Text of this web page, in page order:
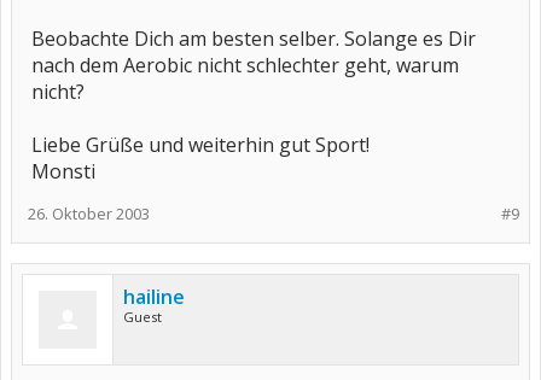
Beobachte Dich am besten selber. Solange es Dir
nach dem Aerobic nicht schlechter geht, warum
nicht?
Liebe Grüße und weiterhin gut Sport!
Monsti
#9
26. Oktober 2003
hailine
Guest